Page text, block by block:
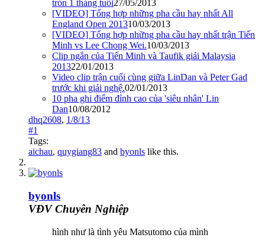
tròn 1 tháng tuổi27/05/2013
[VIDEO] Tổng hợp những pha cầu hay nhất All
England Open 201310/03/2013
[VIDEO] Tổng hợp những pha cầu hay nhất trận Tiến
Minh vs Lee Chong Wei.10/03/2013
Clip ngắn của Tiến Minh và Taufik giải Malaysia
201322/01/2013
Video clip trận cuối cùng giữa LinDan và Peter Gad
trước khi giải nghệ.02/01/2013
10 pha ghi điểm đỉnh cao của 'siêu nhân' Lin
Dan10/08/2012
dhq2608, 1/8/13
#1
Tags:
aichau, quygiang83 and byonls like this.
byonls
VĐV Chuyên Nghiệp
hình như là tình yêu Matsutomo của mình